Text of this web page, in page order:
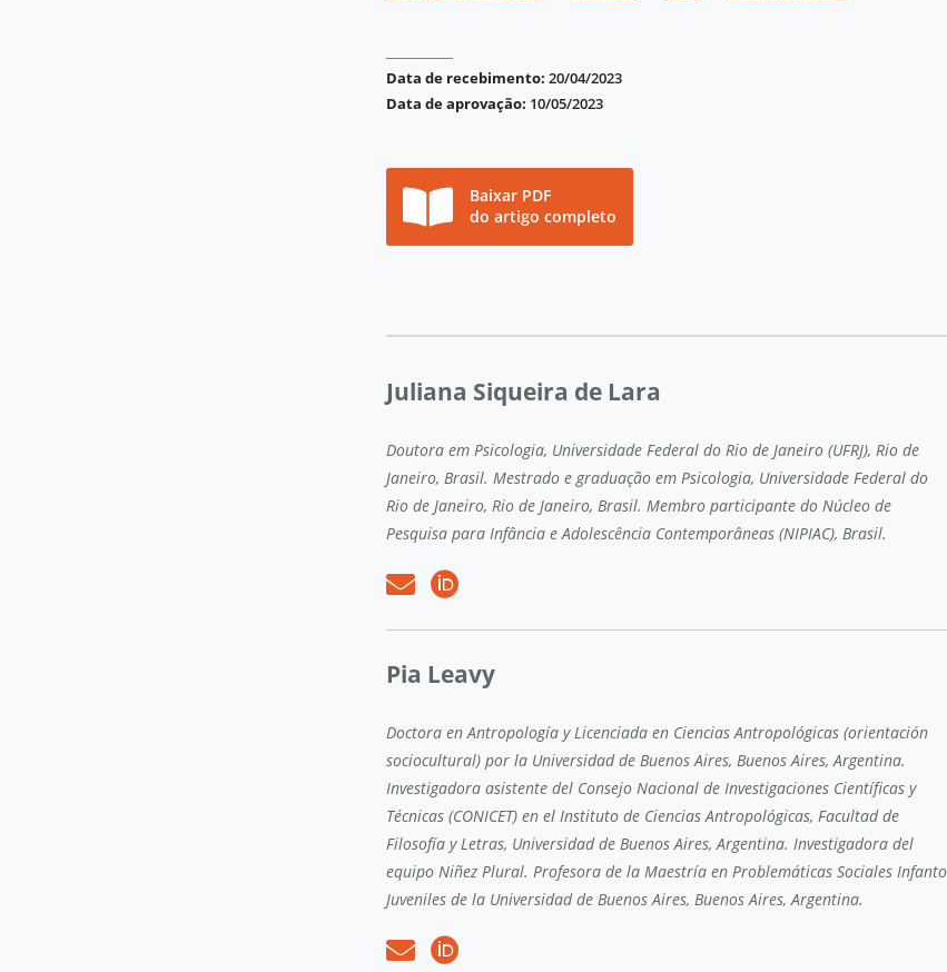
Data de recebimento: 20/04/2023
Data de aprovação: 10/05/2023
Baixar PDF
do artigo completo
Juliana Siqueira de Lara
Doutora em Psicologia, Universidade Federal do Rio de Janeiro (UFRJ), Rio de
Janeiro, Brasil. Mestrado e graduação em Psicologia, Universidade Federal do
Rio de Janeiro, Rio de Janeiro, Brasil. Membro participante do Núcleo de
Pesquisa para Infância e Adolescência Contemporâneas (NIPIAC), Brasil.
Pia Leavy
Doctora en Antropología y Licenciada en Ciencias Antropológicas (orientación
sociocultural) por la Universidad de Buenos Aires, Buenos Aires, Argentina.
Investigadora asistente del Consejo Nacional de Investigaciones Científicas y
Técnicas (CONICET) en el Instituto de Ciencias Antropológicas, Facultad de
Filosofía y Letras, Universidad de Buenos Aires, Argentina. Investigadora del
equipo Niñez Plural. Profesora de la Maestría en Problemáticas Sociales Infanto
Juveniles de la Universidad de Buenos Aires, Buenos Aires, Argentina.